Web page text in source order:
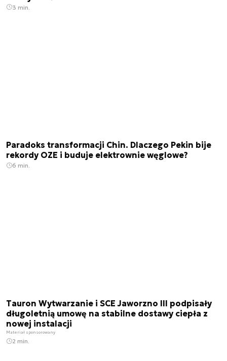
3 min.
Paradoks transformacji Chin. Dlaczego Pekin bije
rekordy OZE i buduje elektrownie węglowe?
6 min.
Tauron Wytwarzanie i SCE Jaworzno III podpisały
długoletnią umowę na stabilne dostawy ciepła z
nowej instalacji
Materiał sponsorowany
2 min.